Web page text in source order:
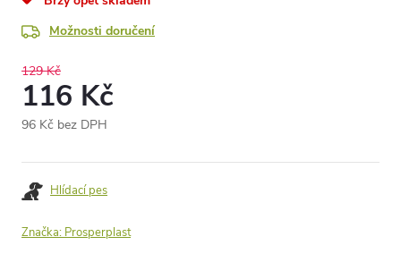
Možnosti doručení
129 Kč
116 Kč
96 Kč bez DPH
cena:
Hlídací pes
Značka: Prosperplast